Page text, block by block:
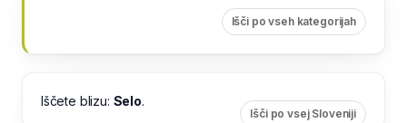
Išči po vseh kategorijah
Iščete blizu: Selo.
Išči po vsej Sloveniji